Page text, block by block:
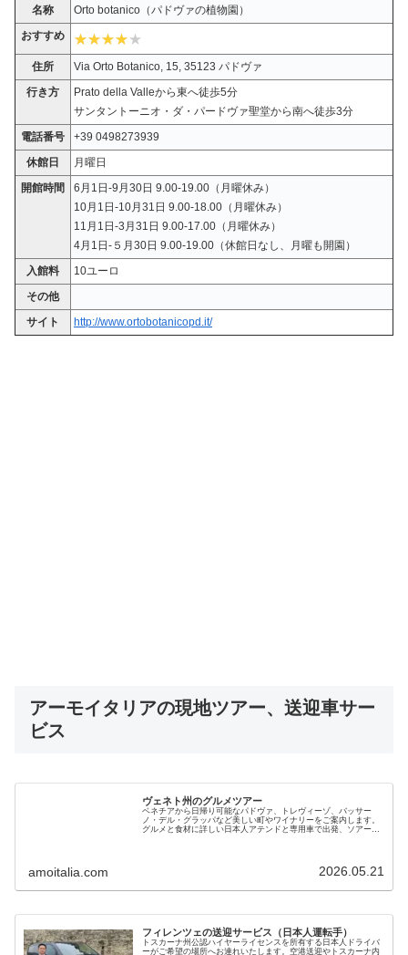
名称
Orto botanico（パドヴァの植物園）
おすすめ
住所
Via Orto Botanico, 15, 35123 パドヴァ
行き方
Prato della Valleから東へ徒歩5分
サンタントーニオ・ダ・パードヴァ聖堂から南へ徒歩3分
電話番号
+39 0498273939
休館日
月曜日
開館時間
6月1日-9月30日 9.00-19.00（月曜休み）
10月1日-10月31日 9.00-18.00（月曜休み）
11月1日-3月31日 9.00-17.00（月曜休み）
4月1日-５月30日 9.00-19.00（休館日なし、月曜も開園）
入館料
10ユーロ
その他
サイト
http://www.ortobotanicopd.it/
アーモイタリアの現地ツアー、送迎車サー
ビス
ヴェネト州のグルメツアー
ベネチアから日帰り可能なパドヴァ、トレヴィーゾ、‏バッサー
ノ・デル・グラッパなど美しい町やワイナリーをご案内します。
グルメと食材に詳しい日本人アテンドと専用車で出発、ソアーヴ
amoitalia.com 2026.05.21
フィレンツェの送迎サービス（日本人運転手）
トスカーナ州公認ハイヤーライセンスを所有する日本人ドライバ
ーがご希望の場所へお連れいたします。空港送迎やトスカーナ内